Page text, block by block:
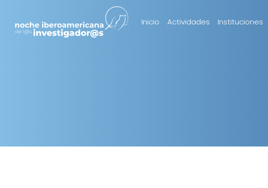
Inicio Actividades Instituciones